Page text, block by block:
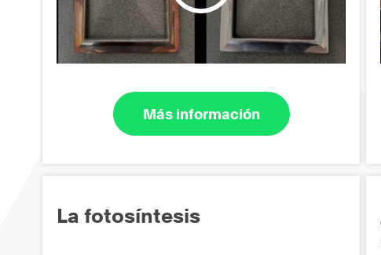
Más información
La fotosíntesis